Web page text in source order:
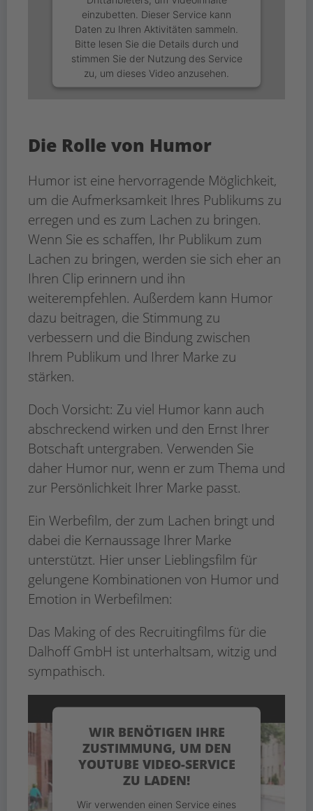
einzubetten. Dieser Service kann
Daten zu Ihren Aktivitäten sammeln.
Bitte lesen Sie die Details durch und
stimmen Sie der Nutzung des Service
zu, um dieses Video anzusehen.
Akzeptieren
Management Platform&eRecht24
Die Rolle von Humor
Humor ist eine hervorragende Möglichkeit,
um die Aufmerksamkeit Ihres Publikums zu
erregen und es zum Lachen zu bringen.
Wenn Sie es schaffen, Ihr Publikum zum
Lachen zu bringen, werden sie sich eher an
Ihren Clip erinnern und ihn
weiterempfehlen. Außerdem kann Humor
dazu beitragen, die Stimmung zu
verbessern und die Bindung zwischen
Ihrem Publikum und Ihrer Marke zu
stärken.
Doch Vorsicht: Zu viel Humor kann auch
abschreckend wirken und den Ernst Ihrer
Botschaft untergraben. Verwenden Sie
daher Humor nur, wenn er zum Thema und
zur Persönlichkeit Ihrer Marke passt.
Ein Werbefilm, der zum Lachen bringt und
dabei die Kernaussage Ihrer Marke
unterstützt. Hier unser Lieblingsfilm für
gelungene Kombinationen von Humor und
Emotion in Werbefilmen:
Das Making of des Recruitingfilms für die
Dalhoff GmbH ist unterhaltsam, witzig und
sympathisch.
WIR BENÖTIGEN IHRE
ZUSTIMMUNG, UM DEN
YOUTUBE VIDEO-SERVICE
ZU LADEN!
Wir verwenden einen Service eines